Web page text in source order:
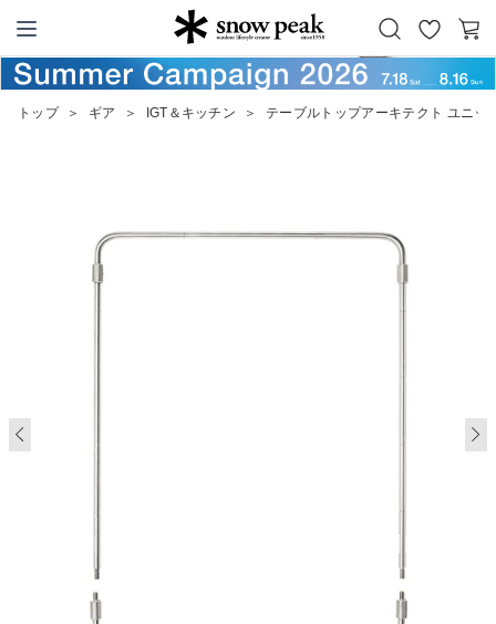
Snow Peak
お
気
カ
ー
トップ ＞ ギア ＞ IGT＆キッチン ＞ テーブルトップアーキテクト ユニッ